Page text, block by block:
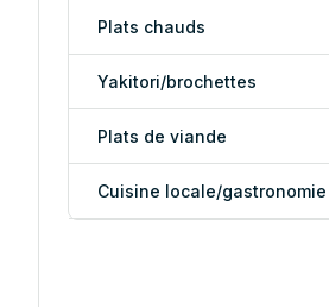
Plats chauds
Yakitori/brochettes
Plats de viande
Cuisine locale/